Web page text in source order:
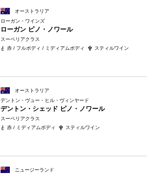
オーストラリア
ローガン・ワインズ
ローガン ピノ・ノワール
スーペリアクラス
赤 / フルボディ / ミディアムボディ
スティルワイン
オーストラリア
デントン・ヴュー・ヒル・ヴィンヤード
デントン・シェッド ピノ・ノワール
スーペリアクラス
赤 / ミディアムボディ
スティルワイン
ニュージーランド